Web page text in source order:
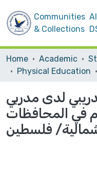
Communities
& Collections
Home Academic
Physical Education
لدى مدربي
في المحافظات
فلسطين